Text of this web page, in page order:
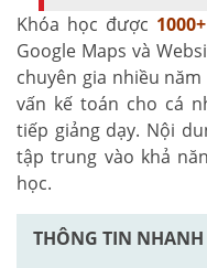
Khóa học được 1000+
Google Maps và
chuyên gia nhiều
vấn kế toán cho cá
tiếp giảng dạy. Nội
tập trung vào khả
học.
THÔNG TIN NHANH